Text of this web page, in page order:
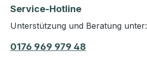
Service-Hotline
Unterstützung und Beratung unter:
0176 969 979 48